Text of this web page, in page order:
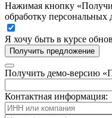
Нажимая кнопку
обработку персональных
Я хочу быть в курсе
Получить предложение
Получить демо-версию
Контактная информация: